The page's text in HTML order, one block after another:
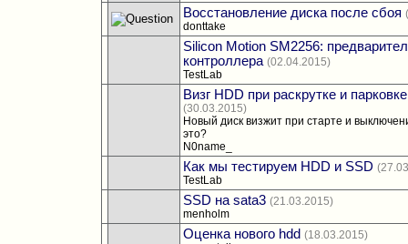
Восстановление диска после сбоя
donttake
Silicon Motion SM2256:
контроллера (02.04.2015)
TestLab
Визг HDD при раскрутке и парковке
(30.03.2015)
Новый диск визжит при старте и
это?
N0name_
Как мы тестируем HDD и SSD
TestLab
SSD на sata3 (21.03.2015)
menholm
Оценка нового hdd (18.03.2015)